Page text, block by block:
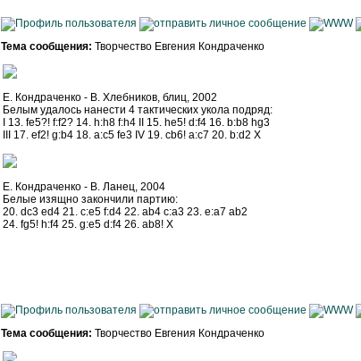
Тема сообщения: Творчество Евгения Кондраченко
Е. Кондраченко - В. Хлебников, блиц, 2002
Белым удалось нанести 4 тактических укола подряд:
I 13. fe5?! f:f2? 14. h:h8 f:h4 II 15. he5! d:f4 16. b:b8 hg3
III 17. ef2! g:b4 18. a:c5 fe3 IV 19. cb6! a:c7 20. b:d2 Х
Е. Кондраченко - В. Ланец, 2004
Белые изящно закончили партию:
20. dc3 ed4 21. c:e5 f:d4 22. ab4 c:a3 23. e:a7 ab2
24. fg5! h:f4 25. g:e5 d:f4 26. ab8! Х
Тема сообщения: Творчество Евгения Кондраченко